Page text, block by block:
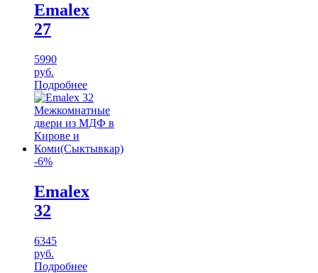
Emalex
27
5990
руб.
Подробнее
-6%
Emalex
32
6345
руб.
Подробнее